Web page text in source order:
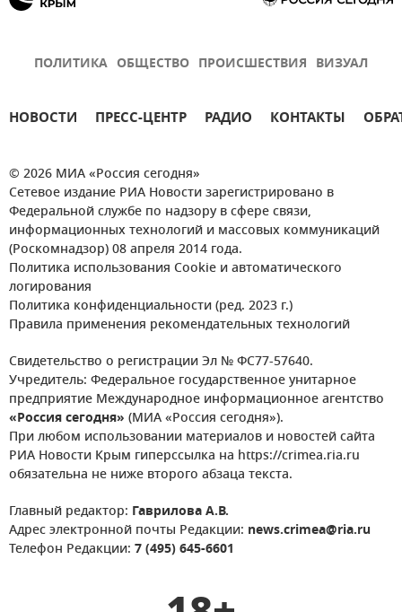
ПОЛИТИКА ОБЩЕСТВО ПРОИСШЕСТВИЯ ВИЗУАЛ
НОВОСТИ ПРЕСС-ЦЕНТР РАДИО КОНТАКТЫ
© 2026 МИА «Россия сегодня»
Сетевое издание РИА Новости зарегистрировано в
Федеральной службе по надзору в сфере связи,
информационных технологий и массовых коммуникаций
(Роскомнадзор) 08 апреля 2014 года.
Политика использования Cookie и автоматического
логирования
Политика конфиденциальности (ред. 2023 г.)
Правила применения рекомендательных технологий
Свидетельство о регистрации Эл № ФС77-57640.
Учредитель: Федеральное государственное унитарное
предприятие Международное информационное агентство
«Россия сегодня» (МИА «Россия сегодня»).
При любом использовании материалов и новостей сайта
РИА Новости Крым гиперссылка на https://crimea.ria.ru
обязательна не ниже второго абзаца текста.
Главный редактор: Гаврилова А.В.
Адрес электронной почты Редакции: news.crimea@ria.ru
Телефон Редакции: 7 (495) 645-6601